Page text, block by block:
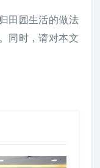
田园生活的做法
同时，请对本文